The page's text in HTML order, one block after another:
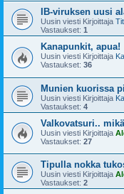
IB-viruksen uusi
Uusin viesti Kirjoittaja
Vastaukset: 1
Kanapunkit, apua!
Uusin viesti Kirjoittaja
Vastaukset: 36
Munien kuorissa
Uusin viesti Kirjoittaja
Vastaukset: 4
Valkovatsuri..
Uusin viesti Kirjoittaja
Vastaukset: 27
Tipulla nokka
Uusin viesti Kirjoittaja
Vastaukset: 2